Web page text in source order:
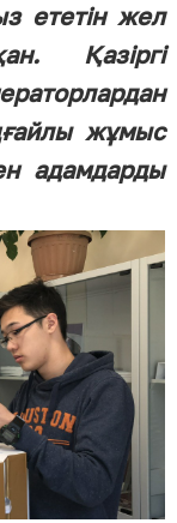
ететін жел
Қазіргі
жұмыс
адамдарды